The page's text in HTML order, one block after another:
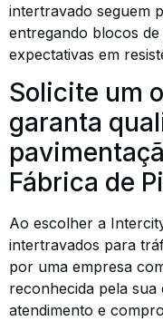
intertravado seguem
entregando blocos
expectativas em
Solicite um
garanta
Fábrica de
Ao escolher a
intertravados para
por uma empresa
reconhecida pela sua
atendimento e